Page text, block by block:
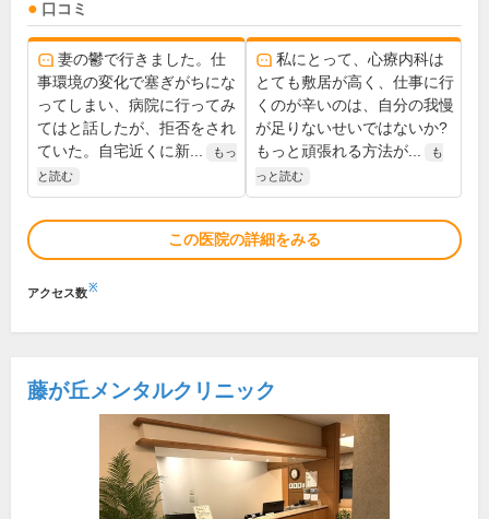
口コミ
妻の鬱で行きました。仕
事環境の変化で塞ぎがちにな
ってしまい、病院に行ってみ
てはと話したが、拒否をされ
ていた。自宅近くに新...
もっ
と読む
私にとって、心療内科は
とても敷居が高く、仕事に行
くのが辛いのは、自分の我慢
が足りないせいではないか?
もっと頑張れる方法が...
も
っと読む
この医院の詳細をみる
アクセス数※
藤が丘メンタルクリニック